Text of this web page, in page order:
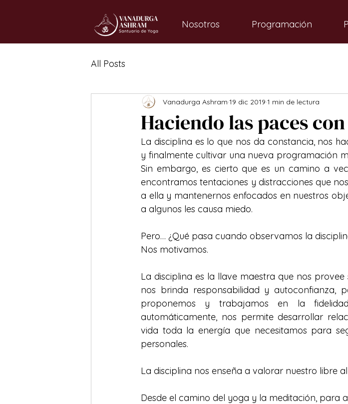
Nosotros Programación
All Posts
Haciendo las paces
Vanadurga Ashram 19 dic 2019 1 min de lectura
La disciplina es lo que nos da constancia, nos
y finalmente cultivar una nueva programación
Sin embargo, es cierto que es un camino a
encontramos tentaciones y distracciones que
a ella y mantenernos enfocados en nuestros
a algunos les causa miedo.
Pero… ¿Qué pasa cuando observamos la
Nos motivamos.
La disciplina es la llave maestra que nos
nos brinda responsabilidad y autoconfianza,
proponemos y trabajamos en la
automáticamente, nos permite desarrollar
vida toda la energía que necesitamos para
personales.
La disciplina nos enseña a valorar nuestro libre
Desde el camino del yoga y la meditación, para